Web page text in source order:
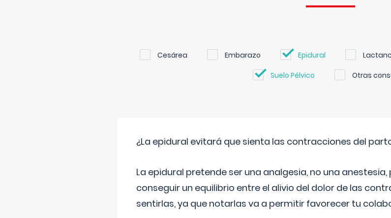
Cesárea Embarazo Epidural
Suelo Pélvico Otras
¿La epidural evitará que sienta las contracciones del
La epidural pretende ser una analgesia, no una
conseguir un equilibrio entre el alivio del dolor de las
sentirlas, ya que notarlas va a permitir favorecer tu